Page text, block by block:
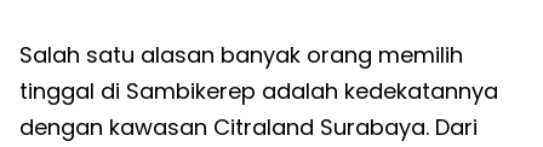
Salah satu alasan banyak orang memilih
tinggal di Sambikerep adalah kedekatannya
dengan kawasan Citraland Surabaya. Dari